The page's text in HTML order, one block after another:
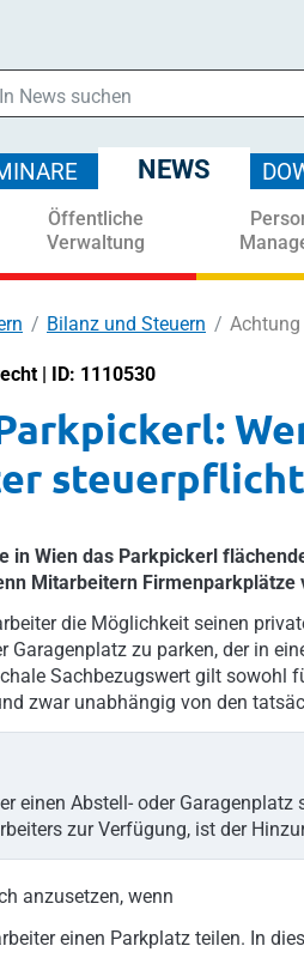
suchen
suchen
NEWS
Öffentliche
Verwaltung
Bilanz und Steuern Achtung
| ID: 1110530
in Wien das Parkpickerl
Mitarbeitern
die Möglichkeit seinen
Garagenplatz zu parken, der in
Sachbezugswert gilt sowohl
zwar unabhängig von den
einen Abstell- oder
zur Verfügung, ist der
anzusetzen, wenn
einen Parkplatz teilen. In